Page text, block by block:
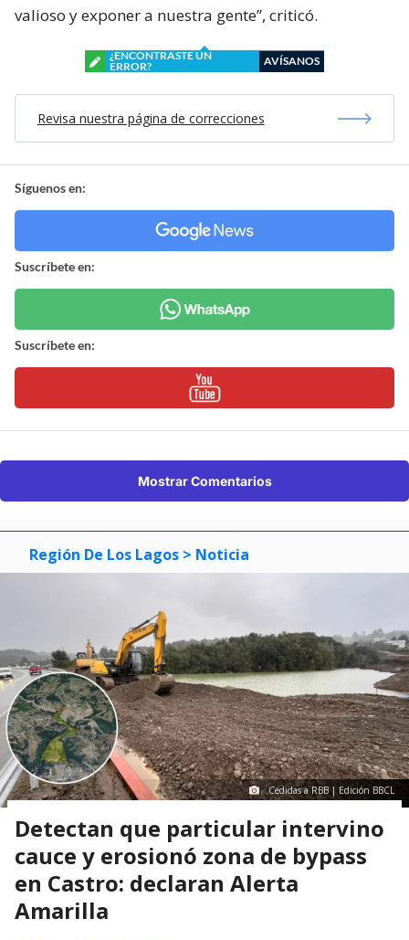
valioso y exponer a nuestra gente”, criticó.
¿ENCONTRASTE UN
ERROR?
AVÍSANOS
Revisa nuestra página de correcciones
Síguenos en:
Suscríbete en:
Suscríbete en:
Mostrar Comentarios
Región De Los Lagos > Noticia
Cedidas a RBB | Edición BBCL
Detectan que particular intervino
cauce y erosionó zona de bypass
en Castro: declaran Alerta
Amarilla